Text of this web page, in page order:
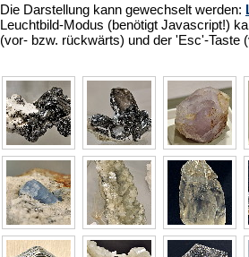
Die Darstellung kann gewechselt werden:
Leuchtbild-Modus (benötigt Javascript!)
(vor- bzw. rückwärts) und der 'Esc'-Taste